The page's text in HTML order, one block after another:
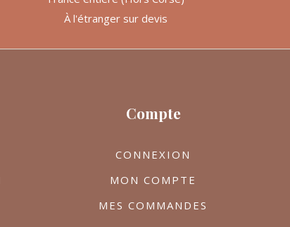
Compte
CONNEXION
MON COMPTE
MES COMMANDES
À l'étranger sur devis